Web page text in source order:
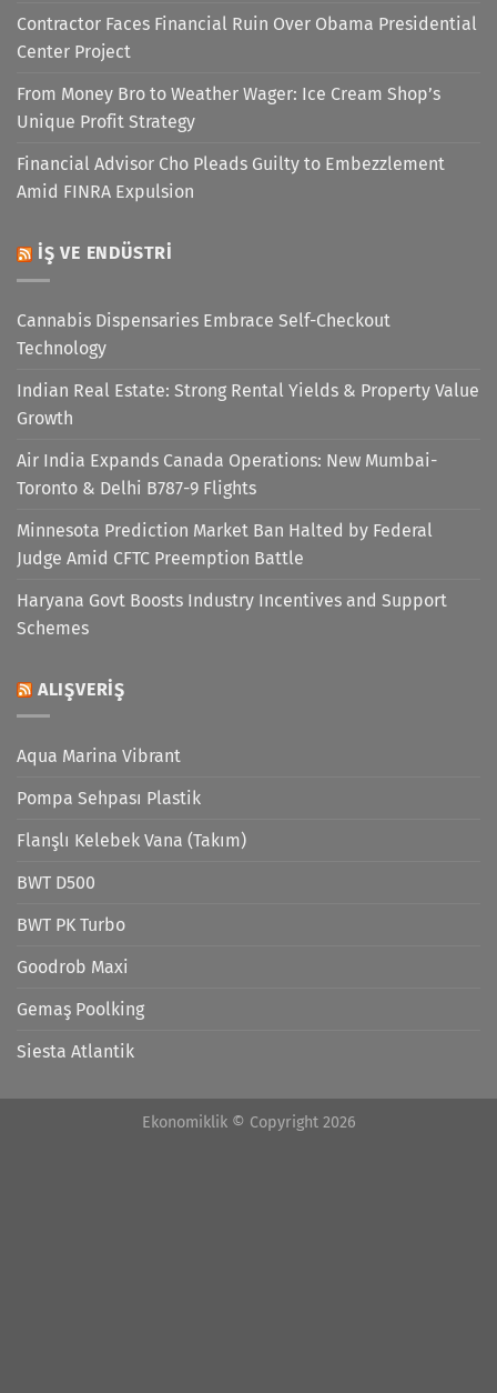
Contractor Faces Financial Ruin Over Obama Presidential
Center Project
From Money Bro to Weather Wager: Ice Cream Shop’s
Unique Profit Strategy
Financial Advisor Cho Pleads Guilty to Embezzlement
Amid FINRA Expulsion
İŞ VE ENDÜSTRI
Cannabis Dispensaries Embrace Self-Checkout
Technology
Indian Real Estate: Strong Rental Yields & Property Value
Growth
Air India Expands Canada Operations: New Mumbai-
Toronto & Delhi B787-9 Flights
Minnesota Prediction Market Ban Halted by Federal
Judge Amid CFTC Preemption Battle
Haryana Govt Boosts Industry Incentives and Support
Schemes
ALIŞVERIŞ
Aqua Marina Vibrant
Pompa Sehpası Plastik
Flanşlı Kelebek Vana (Takım)
BWT D500
BWT PK Turbo
Goodrob Maxi
Gemaş Poolking
Siesta Atlantik
Ekonomiklik © Copyright 2026